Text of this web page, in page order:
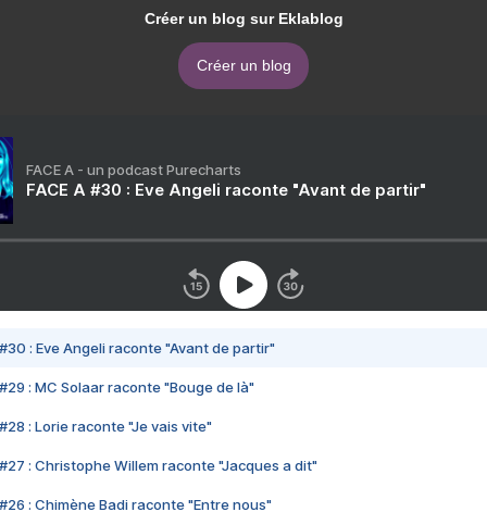
Créer un blog sur Eklablog
Créer un blog
FACE A - un podcast Purecharts
FACE A #30 : Eve Angeli raconte "Avant de partir"
#30 : Eve Angeli raconte "Avant de partir"
#29 : MC Solaar raconte "Bouge de là"
#28 : Lorie raconte "Je vais vite"
#27 : Christophe Willem raconte "Jacques a dit"
#26 : Chimène Badi raconte "Entre nous"